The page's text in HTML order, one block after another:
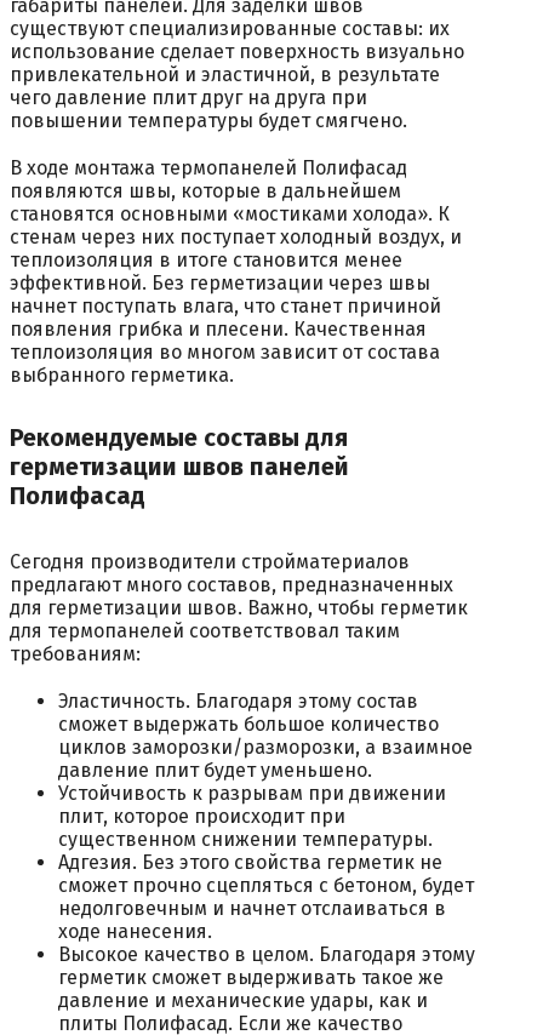
габариты панелей. Для заделки швов
существуют специализированные составы: их
использование сделает поверхность визуально
привлекательной и эластичной, в результате
чего давление плит друг на друга при
повышении температуры будет смягчено.
В ходе монтажа термопанелей Полифасад
появляются швы, которые в дальнейшем
становятся основными «мостиками холода». К
стенам через них поступает холодный воздух, и
теплоизоляция в итоге становится менее
эффективной. Без герметизации через швы
начнет поступать влага, что станет причиной
появления грибка и плесени. Качественная
теплоизоляция во многом зависит от состава
выбранного герметика.
Рекомендуемые составы для
герметизации швов панелей
Полифасад
Сегодня производители стройматериалов
предлагают много составов, предназначенных
для герметизации швов. Важно, чтобы герметик
для термопанелей соответствовал таким
требованиям:
Эластичность. Благодаря этому состав
сможет выдержать большое количество
циклов заморозки/разморозки, а взаимное
давление плит будет уменьшено.
Устойчивость к разрывам при движении
плит, которое происходит при
существенном снижении температуры.
Адгезия. Без этого свойства герметик не
сможет прочно сцепляться с бетоном, будет
недолговечным и начнет отслаиваться в
ходе нанесения.
Высокое качество в целом. Благодаря этому
герметик сможет выдерживать такое же
давление и механические удары, как и
плиты Полифасад. Если же качество